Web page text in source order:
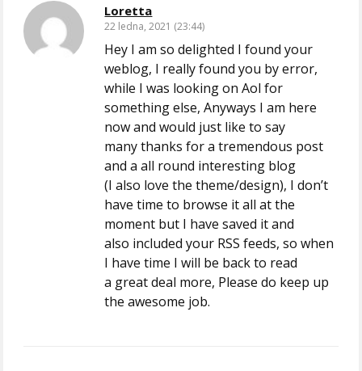
Loretta
22 ledna, 2021 (23:44)
Hey I am so delighted I found your
weblog, I really found you by error,
while I was looking on Aol for
something else, Anyways I am here
now and would just like to say
many thanks for a tremendous post
and a all round interesting blog
(I also love the theme/design), I don’t
have time to browse it all at the
moment but I have saved it and
also included your RSS feeds, so when
I have time I will be back to read
a great deal more, Please do keep up
the awesome job.